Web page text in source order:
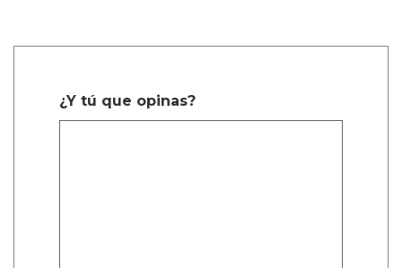
¿Y tú que opinas?